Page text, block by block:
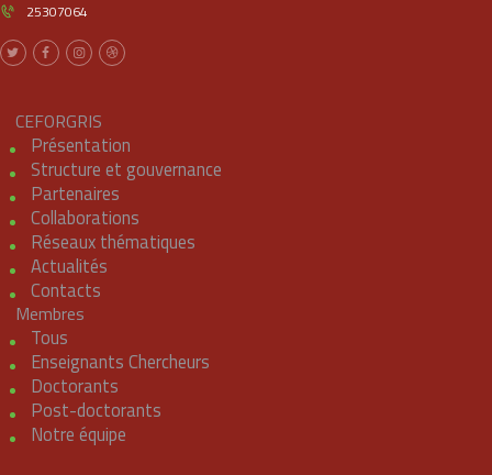
25307064
CEFORGRIS
Présentation
Structure et gouvernance
Partenaires
Collaborations
Réseaux thématiques
Actualités
Contacts
Membres
Tous
Enseignants Chercheurs
Doctorants
Post-doctorants
Notre équipe